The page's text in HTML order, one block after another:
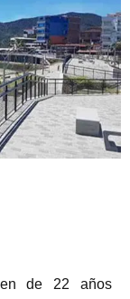
de 22 años